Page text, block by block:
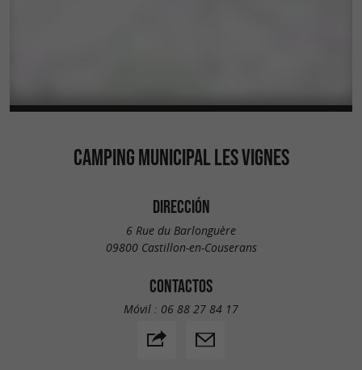
CAMPING MUNICIPAL LES VIGNES
DIRECCIÓN
6 Rue du Barlonguère
09800 Castillon-en-Couserans
CONTACTOS
Móvil : 06 88 27 84 17